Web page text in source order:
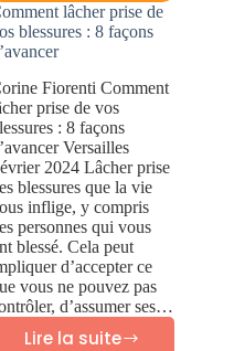
lâcher prise de
blessures : 8 façons
Fiorenti Comment
prise de vos
: 8 façons
Versailles
2024 Lâcher prise
blessures que la vie
inflige, y compris
personnes qui vous
blessé. Cela peut
d’accepter ce
vous ne pouvez pas
d’assumer ses…
Lire la suite